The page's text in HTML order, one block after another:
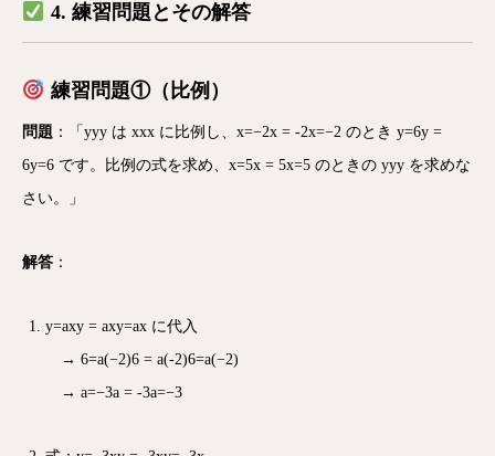
4. 練習問題とその解答
練習問題①（比例）
問題 ：「 yyy は xxx に比例し、 x=−2x = -2x=−2 のとき y=6y =
6y=6 です。比例の式を求め、 x=5x = 5x=5 のときの yyy を求めな
さい。」
解答 ：
y=axy = axy=ax に代入
→ 6=a(−2)6 = a(-2)6=a(−2)
→ a=−3a = -3a=−3